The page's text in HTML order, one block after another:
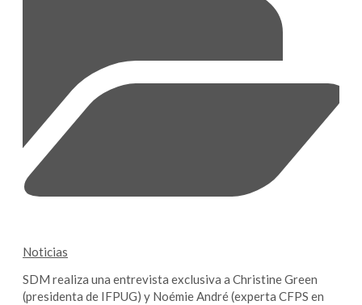
Noticias
SDM realiza una entrevista exclusiva a Christine Green
(presidenta de IFPUG) y Noémie André (experta CFPS en